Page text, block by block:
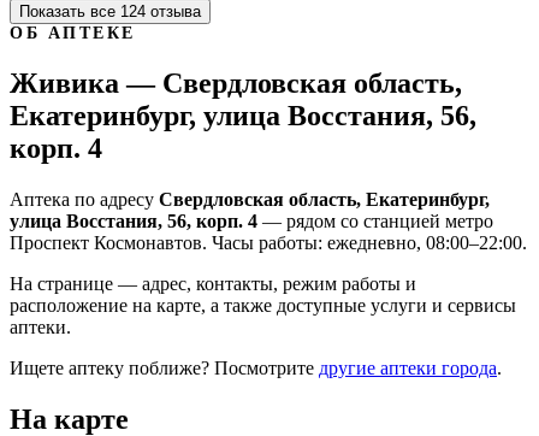
Показать все 124 отзыва
ОБ АПТЕКЕ
Живика — Свердловская область,
Екатеринбург, улица Восстания, 56,
корп. 4
Аптека по адресу Свердловская область, Екатеринбург,
улица Восстания, 56, корп. 4 — рядом со станцией метро
Проспект Космонавтов. Часы работы: ежедневно, 08:00–22:00.
На странице — адрес, контакты, режим работы и
расположение на карте, а также доступные услуги и сервисы
аптеки.
Ищете аптеку поближе? Посмотрите другие аптеки города.
На карте